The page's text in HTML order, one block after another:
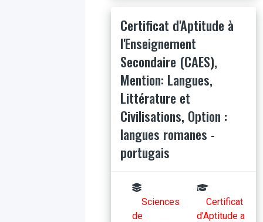
Certificat d'Aptitude à
l'Enseignement
Secondaire (CAES),
Mention: Langues,
Littérature et
Civilisations, Option :
langues romanes -
portugais
Sciences
de
Certificat
d'Aptitude a